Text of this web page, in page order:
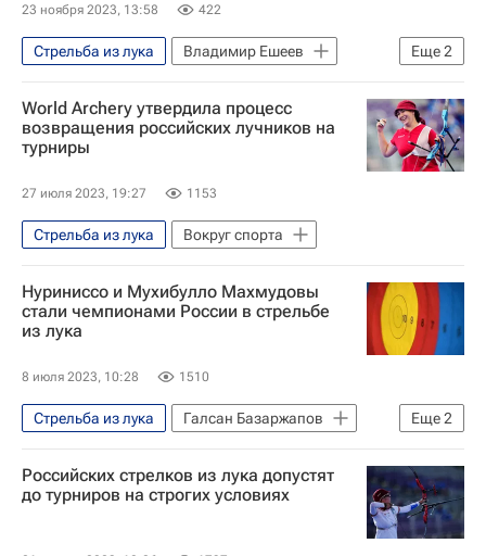
23 ноября 2023, 13:58 422
Еще2
Стрельба из лука
Владимир Ешеев
Олимпийский комитет России (ОКР)
Международный олимпийский комитет (МОК)
World Archery утвердила процесс
возвращения российских лучников на
турниры
27 июля 2023, 19:27 1153
Стрельба из лука Вокруг спорта
Нуриниссо и Мухибулло Махмудовы
стали чемпионами России в стрельбе
из лука
8 июля 2023, 10:28 1510
Еще2
Стрельба из лука
Галсан Базаржапов
Ксения Перова
Забайкальский край
Российских стрелков из лука допустят
до турниров на строгих условиях